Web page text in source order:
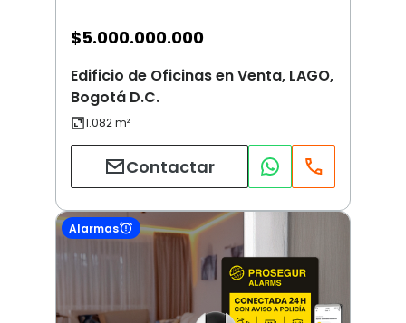
$5.000.000.000
Edificio de Oficinas en Venta, LAGO,
Bogotá D.C.
Contactar
Alarmas